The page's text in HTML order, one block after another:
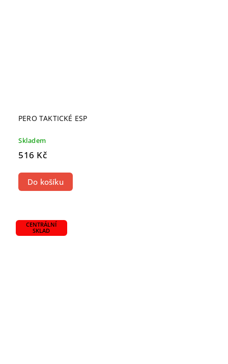
PERO TAKTICKÉ ESP
Skladem
516 Kč
Do košíku
CENTRÁLNÍ
SKLAD